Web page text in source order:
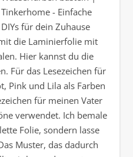
die Laminierfolie mit
Hier kannst du die
Für das Lesezeichen für
Pink und Lila als Farben
für meinen Vater
verwendet. Ich bemale
Folie, sondern lasse
Muster, das dadurch